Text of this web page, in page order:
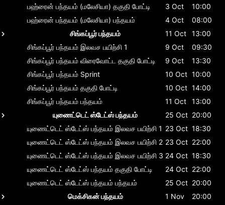
பஹ்ரைன் பந்தயம் (மலேசியா) தகுதி போட்டி 3 Oct
10:00
பஹ்ரைன் பந்தயம் (மலேசியா) பந்தயம் 4 Oct
08:00
சிங்கப்பூர் பந்தயம்
11 Oct
13:00
சிங்கப்பூர் பந்தயம் இலவச பயிற்சி 1 9 Oct
09:30
சிங்கப்பூர் பந்தயம் விரைவோட்ட தகுதி போட்டி 9 Oct
13:30
சிங்கப்பூர் பந்தயம் Sprint 10 Oct 10:00
சிங்கப்பூர் பந்தயம் தகுதி போட்டி 10 Oct 14:00
சிங்கப்பூர் பந்தயம் பந்தயம் 11 Oct
13:00
யுணைட்டெட் ஸ்டேட்ஸ் பந்தயம்
25 Oct 20:00
யுணைட்டெட் ஸ்டேட்ஸ் பந்தயம் இலவச பயிற்சி 1 23 Oct 18:30
யுணைட்டெட் ஸ்டேட்ஸ் பந்தயம் இலவச பயிற்சி 2 23 Oct 22:00
யுணைட்டெட் ஸ்டேட்ஸ் பந்தயம் இலவச பயிற்சி 3 24 Oct 18:30
யுணைட்டெட் ஸ்டேட்ஸ் பந்தயம் தகுதி போட்டி 24 Oct 22:00
யுணைட்டெட் ஸ்டேட்ஸ் பந்தயம் பந்தயம் 25 Oct 20:00
மெக்சிகன் பந்தயம்
1 Nov 20:00